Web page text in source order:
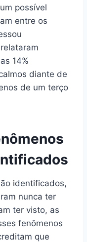
possível
entre os
14%
diante de
de um terço
identificados,
nunca ter
ter visto, as
fenômenos
que